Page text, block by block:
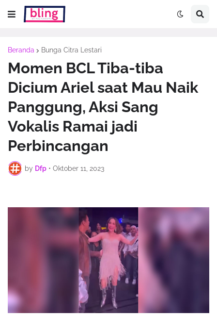
Beranda Bunga Citra Lestari
Momen BCL Tiba-tiba
Dicium Ariel saat Mau Naik
Panggung, Aksi Sang
Vokalis Ramai jadi
Perbincangan
by Dfp • Oktober 11, 2023